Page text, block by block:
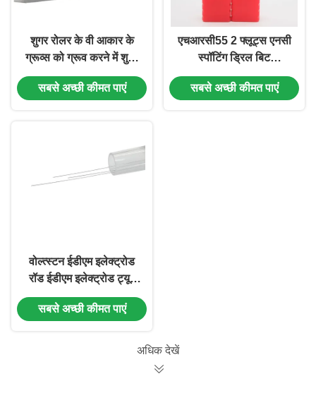
शुगर रोलर के वी आकार के
ग्रूव्स को ग्रूव करने में शुगर
रोलर ग्रूविंग टूल डालें।
सबसे अच्छी कीमत पाएं
एचआरसी55 2 फ्लूट्स एनसी
स्पॉटिंग ड्रिल बिट
अल्युमिनियम सॉलिड कार्बाइड
ड्रिल बिट के लिए
सबसे अच्छी कीमत पाएं
वोल्त्स्टन ईडीएम इलेक्ट्रोड
रॉड ईडीएम इलेक्ट्रोड ट्यूब
ईडीएम इलेक्ट्रोड ऑफ-सेंटर
ट्यूब माइक्रो होल ईडीएम
सबसे अच्छी कीमत पाएं
अधिक देखें